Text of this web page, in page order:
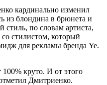
кардинально изменил
из блондина в брюнета и
стиль, по словам артиста,
со стилистом, который
для рекламы бренда Ye.
100% круто. И от этого
Дмитриенко.